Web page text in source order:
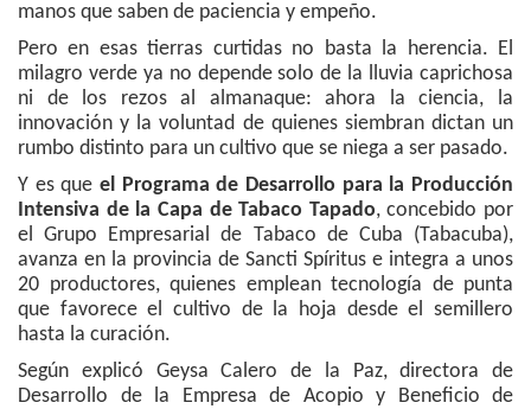
manos que saben de paciencia y empeño.
Pero en esas tierras curtidas no basta la herencia. El
milagro verde ya no depende solo de la lluvia caprichosa
ni de los rezos al almanaque: ahora la ciencia, la
innovación y la voluntad de quienes siembran dictan un
rumbo distinto para un cultivo que se niega a ser pasado.
Y es que el Programa de Desarrollo para la Producción
Intensiva de la Capa de Tabaco Tapado, concebido por
el Grupo Empresarial de Tabaco de Cuba (Tabacuba),
avanza en la provincia de Sancti Spíritus e integra a unos
20 productores, quienes emplean tecnología de punta
que favorece el cultivo de la hoja desde el semillero
hasta la curación.
Según explicó Geysa Calero de la Paz, directora de
Desarrollo de la Empresa de Acopio y Beneficio de